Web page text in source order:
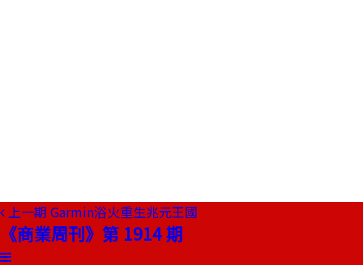
上一期 Garmin浴火重生兆元王國
《商業周刊》第 1914 期